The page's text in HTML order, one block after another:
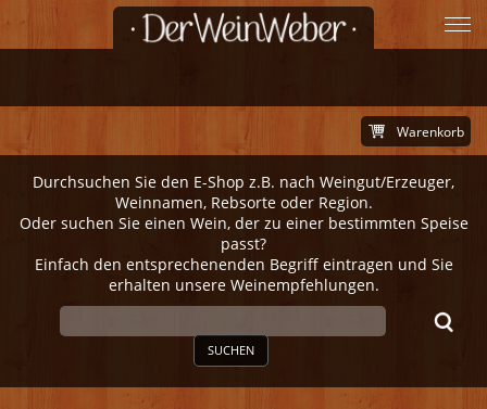
Durchsuchen Sie den E-Shop z.B. nach Weingut/Erzeuger,
Weinnamen, Rebsorte oder Region.
Oder suchen Sie einen Wein, der zu einer bestimmten Speise
passt?
Einfach den entsprechenenden Begriff eintragen und Sie
erhalten unsere Weinempfehlungen.
SUCHEN
Warenkorb